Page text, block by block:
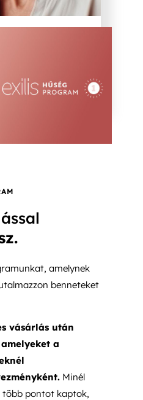
amelynek
benneteket
vásárlás után
a
Minél
pontot kaptok,